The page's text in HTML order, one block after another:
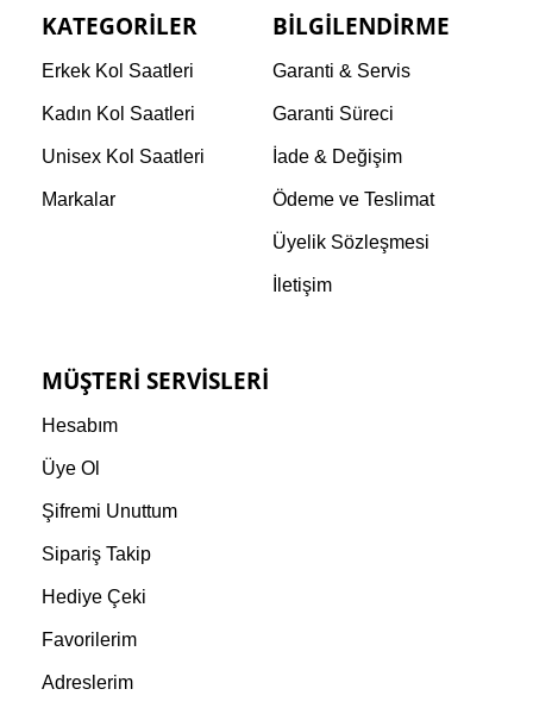
KATEGORILER
Erkek Kol Saatleri
Kadın Kol Saatleri
Unisex Kol Saatleri
Markalar
BILGILENDIRME
Garanti & Servis
Garanti Süreci
İade & Değişim
Ödeme ve Teslimat
Üyelik Sözleşmesi
İletişim
MÜŞTERI SERVISLERI
Hesabım
Üye Ol
Şifremi Unuttum
Sipariş Takip
Hediye Çeki
Favorilerim
Adreslerim